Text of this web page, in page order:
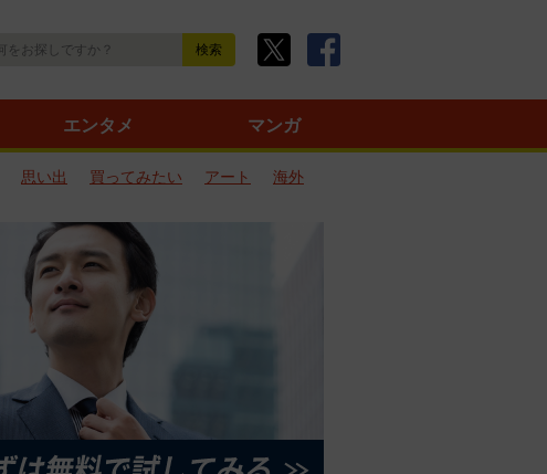
エンタメ マンガ
思い出 買ってみたい アート
海外